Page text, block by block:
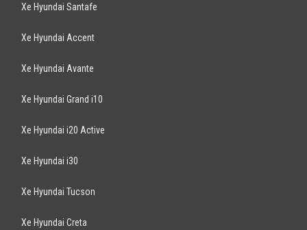
Xe Hyundai Santafe
Xe Hyundai Accent
Xe Hyundai Avante
Xe Hyundai Grand i10
Xe Hyundai i20 Active
Xe Hyundai i30
Xe Hyundai Tucson
Xe Hyundai Creta